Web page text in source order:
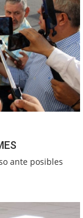
ante posibles